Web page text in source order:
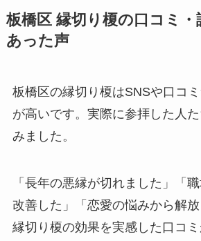
板橋区 縁切り榎の口コミ
あった声
板橋区の縁切り榎はSNSや口コ
が高いです。実際に参拝した人
みました。
「長年の悪縁が切れました」「
改善した」「恋愛の悩みから解放
縁切り榎の効果を実感した口コ